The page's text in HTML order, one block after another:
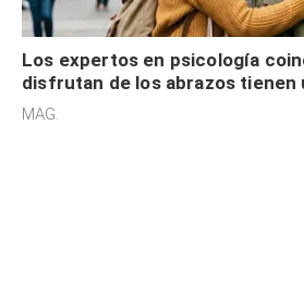
Los expertos en psicología
disfrutan de los abrazos tienen
sensibilidad a los estímulos
MAG.